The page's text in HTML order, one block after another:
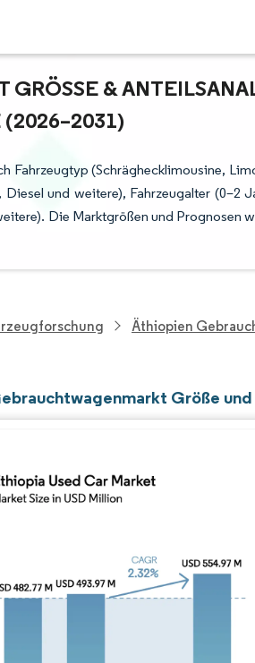
&
(Schräghecklimousine,
und weitere), Fahrzeugalter (0–2
Die Marktgrößen und Prognosen
Äthiopien
Größe
Bild © Mordor Intelligence.